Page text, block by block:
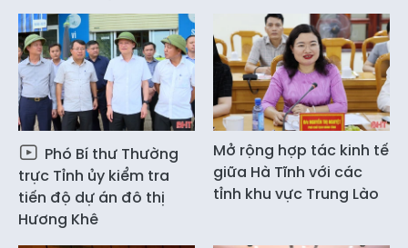
Phó Bí thư Thường
trực Tỉnh ủy kiểm tra
tiến độ dự án đô thị
Hương Khê
Mở rộng hợp tác kinh tế
giữa Hà Tĩnh với các
tỉnh khu vực Trung Lào